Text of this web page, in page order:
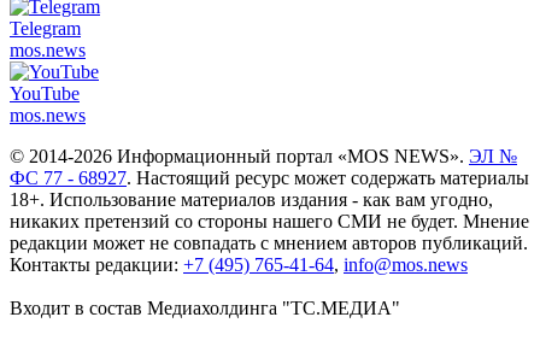
Telegram
mos.news
YouTube
mos.news
© 2014-2026 Информационный портал «MOS NEWS». ЭЛ №
ФС 77 - 68927. Настоящий ресурс может содержать материалы
18+. Использование материалов издания - как вам угодно,
никаких претензий со стороны нашего СМИ не будет. Мнение
редакции может не совпадать с мнением авторов публикаций.
Контакты редакции: +7 (495) 765-41-64, info@mos.news
Входит в состав Медиахолдинга "ТС.МЕДИА"